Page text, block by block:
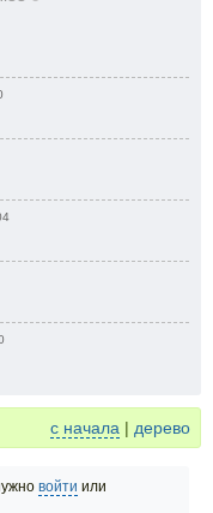
с начала | дерево
войти или